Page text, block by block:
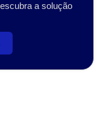
a solução